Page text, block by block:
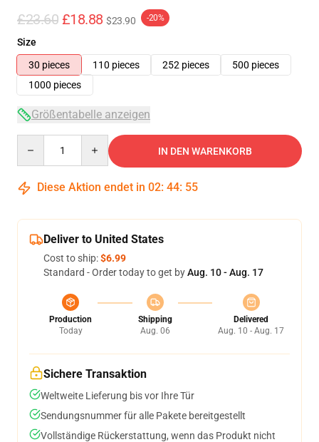
£23.60 £18.88 $23.90 -20%
Size
30 pieces
110 pieces 252 pieces
500 pieces
1000 pieces
Größentabelle anzeigen
IN DEN WARENKORB
Diese Aktion endet in 02: 44: 54
Deliver to United States
Cost to ship:$6.99
Standard - Order today to get byAug. 10 - Aug. 17
Production
Today
Shipping
Aug. 06
Delivered
Aug. 10 - Aug. 17
Sichere Transaktion
Weltweite Lieferung bis vor Ihre Tür
Sendungsnummer für alle Pakete bereitgestellt
Vollständige Rückerstattung, wenn das Produkt nicht